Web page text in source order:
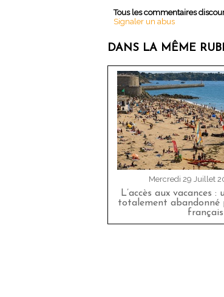
Tous les commentaires
Signaler un abus
DANS LA MÊME
Mercredi 29 Juillet
L’accès aux vacances
totalement abandonné